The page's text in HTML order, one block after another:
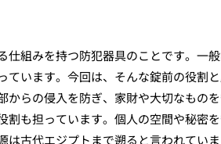
組みを持つ防犯器具のことです。一
います。今回は、そんな錠前の役割
らの侵入を防ぎ、家財や大切なもの
も担っています。個人の空間や秘密
古代エジプトまで遡ると言われてい